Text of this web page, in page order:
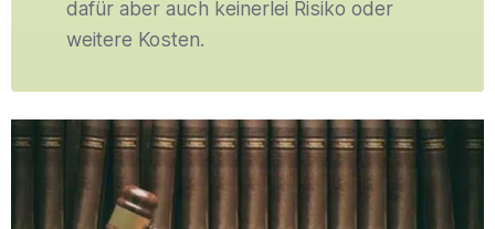
dafür aber auch keinerlei Risiko oder
weitere Kosten.